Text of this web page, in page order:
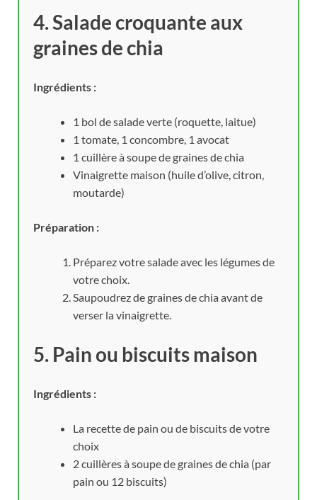
4. Salade croquante aux
graines de chia
Ingrédients :
1 bol de salade verte (roquette, laitue)
1 tomate, 1 concombre, 1 avocat
1 cuillère à soupe de graines de chia
Vinaigrette maison (huile d’olive, citron,
moutarde)
Préparation :
Préparez votre salade avec les légumes de
votre choix.
Saupoudrez de graines de chia avant de
verser la vinaigrette.
5. Pain ou biscuits maison
Ingrédients :
La recette de pain ou de biscuits de votre
choix
2 cuillères à soupe de graines de chia (par
pain ou 12 biscuits)